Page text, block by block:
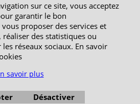
sur ce site, vous acceptez
garantir le bon
proposer des services et
des statistiques ou
réseaux sociaux. En savoir
savoir plus
Désactiver